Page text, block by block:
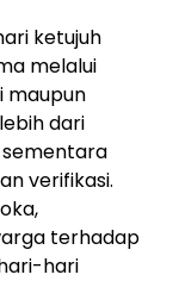
ketujuh
melalui
maupun
dari
verifikasi.
terhadap
hari